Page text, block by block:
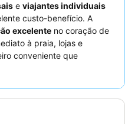
e viajantes individuais
custo-benefício. A
excelente no coração de
à praia, lojas e
conveniente que
elogios
enquanto a